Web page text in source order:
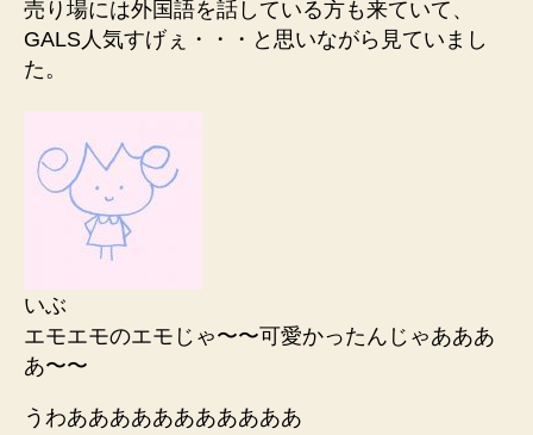
売り場には外国語を話している方も来ていて、
GALS人気すげぇ・・・と思いながら見ていまし
た。
いぶ
エモエモのエモじゃ〜〜可愛かったんじゃあああ
あ〜〜
うわあああああああああああ